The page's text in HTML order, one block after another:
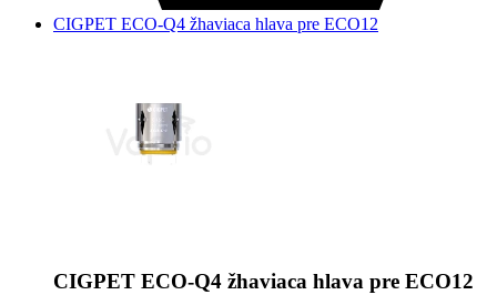
CIGPET ECO-Q4 žhaviaca hlava pre ECO12
CIGPET ECO-Q4 žhaviaca hlava pre ECO12